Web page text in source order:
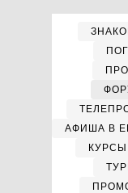
АФИША В